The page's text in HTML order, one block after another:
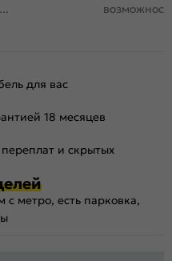
для вас
18 месяцев
и скрытых
метро, есть парковка,